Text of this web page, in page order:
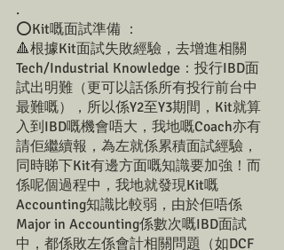
.
⭕Kit嘅面試準備 ：
🔺根據Kit面試失敗經驗，去增進相關
Tech/Industrial Knowledge：投行IBD面
試出明難（更可以話係所有投行前台中
最難嘅），所以係Y2至Y3期間，Kit就算
入到IBD嘅機會唔大，我地嘅Coach亦有
請佢繼續報，為左就係累積面試經驗，
同時睇下Kit有邊方面嘅知識要加強！而
係呢個過程中，我地就發現Kit嘅
Accounting知識比較弱，由於佢唔係
Major in Accounting係數次嘅IBD面試
中，都係敗左係會計相關問題（如DCF